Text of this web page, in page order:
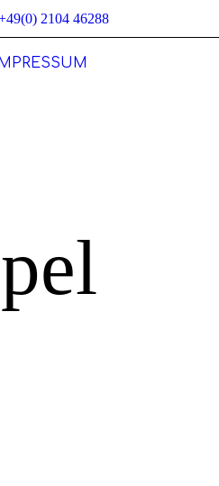
2104 46288